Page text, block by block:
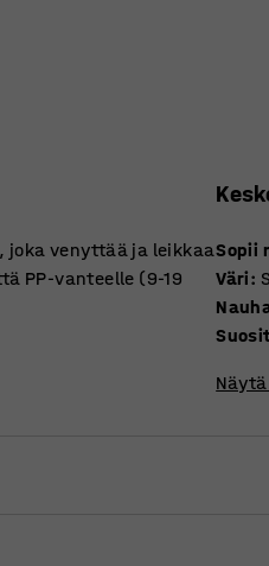
joka venyttää ja leikkaa
PP-vanteelle (9-19
Sopii
Väri:
avulla vanne on helppo